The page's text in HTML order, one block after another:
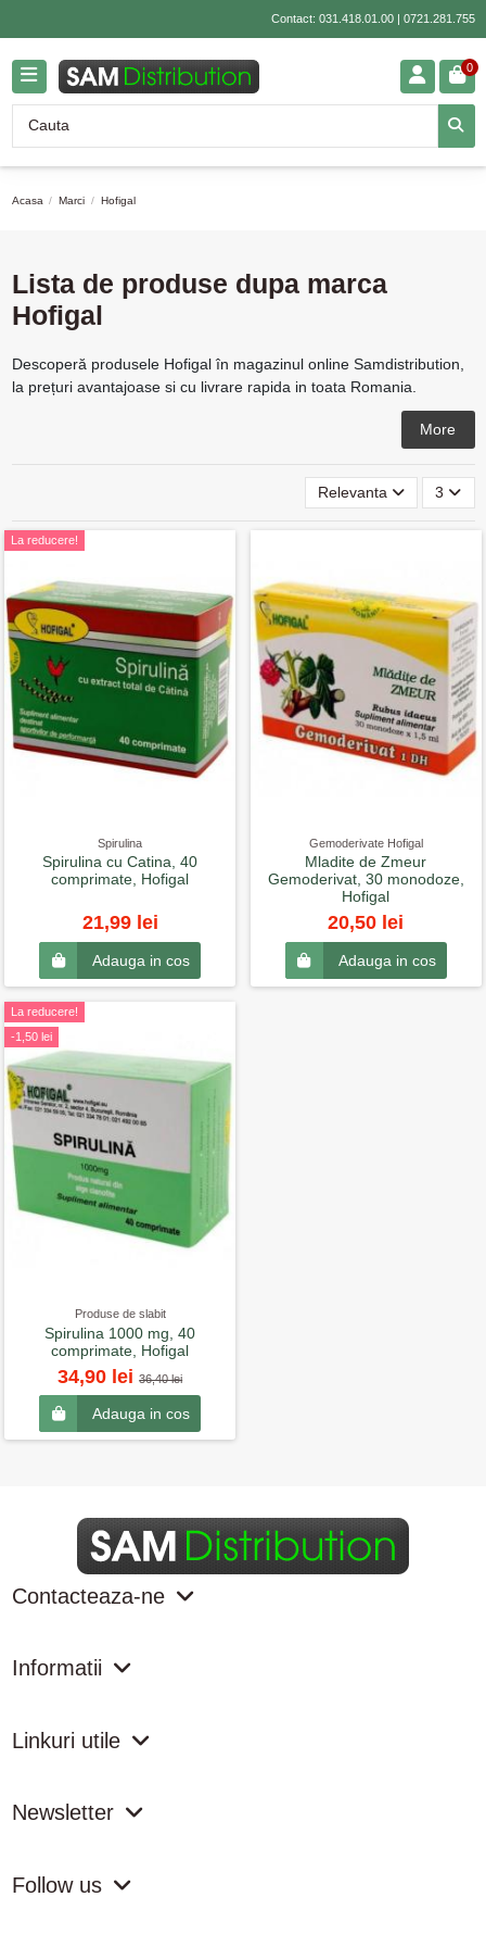
Contact: 031.418.01.00| 0721.281.755
0
Acasa Marci Hofigal
Lista de produse dupa marca
Hofigal
Descoperă produsele Hofigal în magazinul online Samdistribution,
la prețuri avantajoase si cu livrare rapida in toata Romania.
More
Relevanta 3
La reducere!
Spirulina
Spirulina cu Catina, 40
comprimate, Hofigal
21,99 lei
Adauga in cos
Gemoderivate Hofigal
Mladite de Zmeur
Gemoderivat, 30 monodoze,
Hofigal
20,50 lei
Adauga in cos
La reducere!
-1,50 lei
Produse de slabit
Spirulina 1000 mg, 40
comprimate, Hofigal
34,90 lei36,40 lei
Adauga in cos
Contacteaza-ne
Informatii
Linkuri utile
Newsletter
Follow us